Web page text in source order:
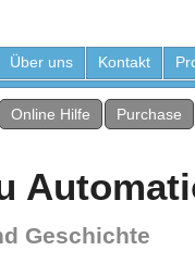
Über uns Kontakt
Online Hilfe Purchase
Geschichte